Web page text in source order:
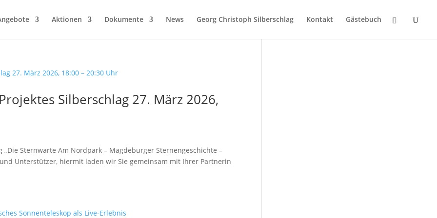
Aktionen Dokumente News Georg Christoph Silberschlag Kontakt Gästebuch
Silberschlag 27. März 2026,
„Die Sternwarte Am Nordpark – Magdeburger Sternengeschichte –
Unterstützer, hiermit laden wir Sie gemeinsam mit Ihrer Partnerin